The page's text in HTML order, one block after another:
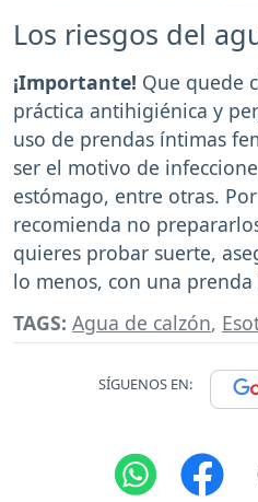
Los riesgos del
¡Importante! Que quede
práctica antihigiénica y
uso de prendas íntimas
ser el motivo de
estómago, entre otras.
recomienda no
quieres probar suerte,
lo menos, con una
TAGS: Agua de calzón,
SÍGUENOS EN: